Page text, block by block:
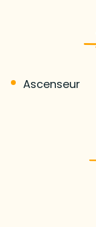
Ascenseur